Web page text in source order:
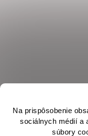
Na prispôsobenie
sociálnych médií a
súbory